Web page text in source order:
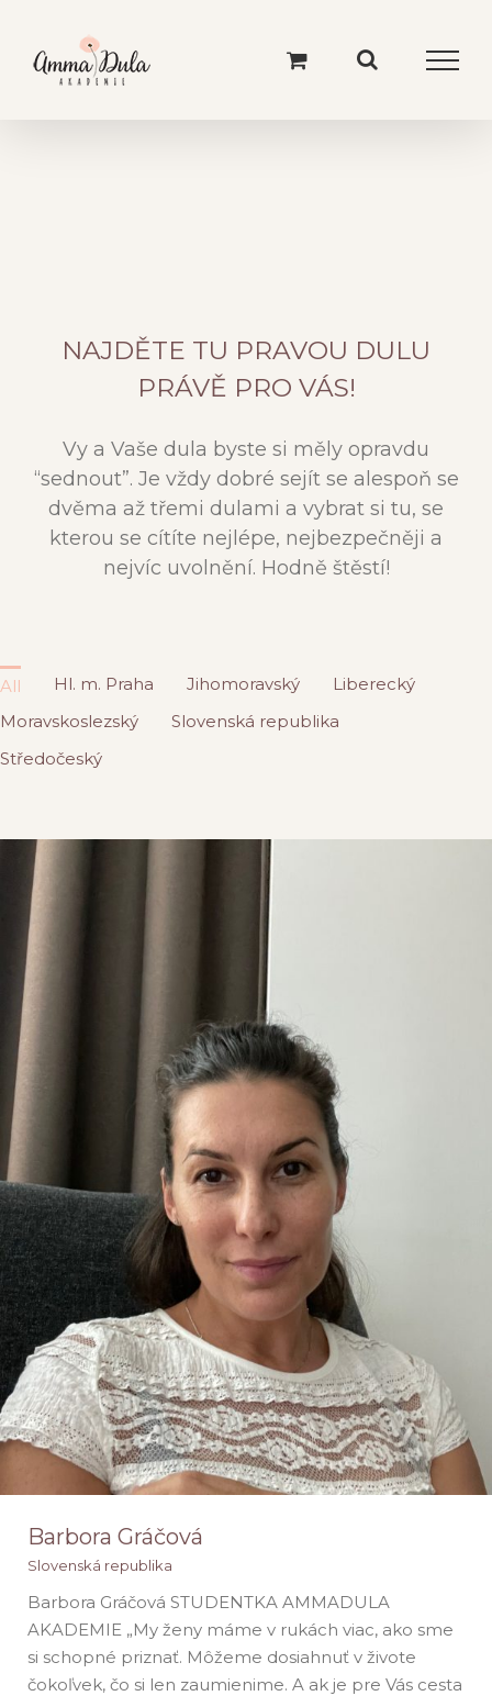
content
NAJDĚTE TU PRAVOU DULU
PRÁVĚ PRO VÁS!
Vy a Vaše dula byste si měly opravdu
“sednout”. Je vždy dobré sejít se alespoň se
dvěma až třemi dulami a vybrat si tu, se
kterou se cítíte nejlépe, nejbezpečněji a
nejvíc uvolnění. Hodně štěstí!
All Hl. m. Praha Jihomoravský
Liberecký
Moravskoslezský
Slovenská republika
Středočeský
Barbora Gráčová
Slovenská republika
Barbora Gráčová STUDENTKA AMMADULA
AKADEMIE „My ženy máme v rukách viac, ako sme
si schopné priznať. Môžeme dosiahnuť v živote
čokoľvek, čo si len zaumienime. A ak je pre Vás cesta